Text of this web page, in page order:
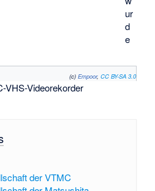
ur
d
e
(c) Empoor, CC BY-SA 3.0
VHS-Videorekorder
der VTMC